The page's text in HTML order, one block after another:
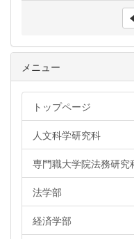
メニュー
トップページ
人文科学研究科
専門職大学院法務研究
法学部
経済学部